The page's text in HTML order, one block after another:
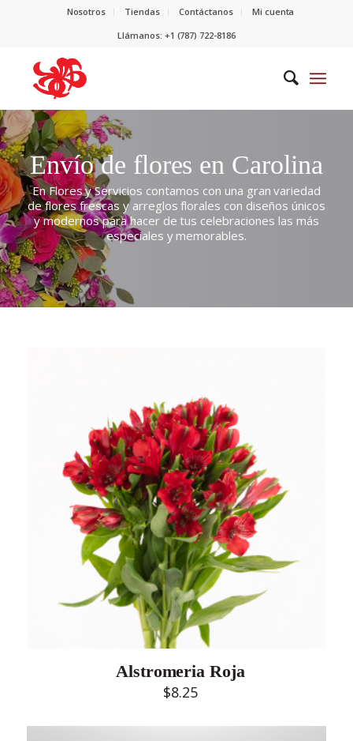
Nosotros Tiendas Contáctanos
Mi cuenta
Llámanos: +1 (787) 722-8186
Envío de flores en Carolina
En Flores y Servicios contamos con una gran variedad
de flores frescas y arreglos florales con diseños únicos
y modernos para hacer de tus celebraciones las más
especiales y memorables.
Alstromeria Roja
$8.25